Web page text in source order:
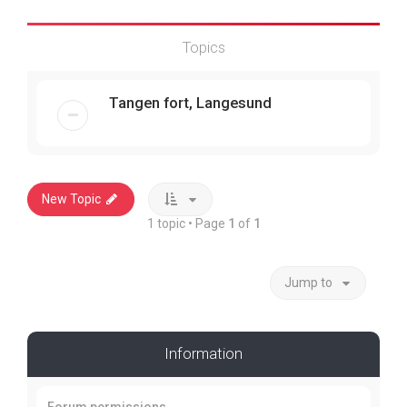
Topics
Tangen fort, Langesund
New Topic
1 topic • Page 1 of 1
Jump to
Information